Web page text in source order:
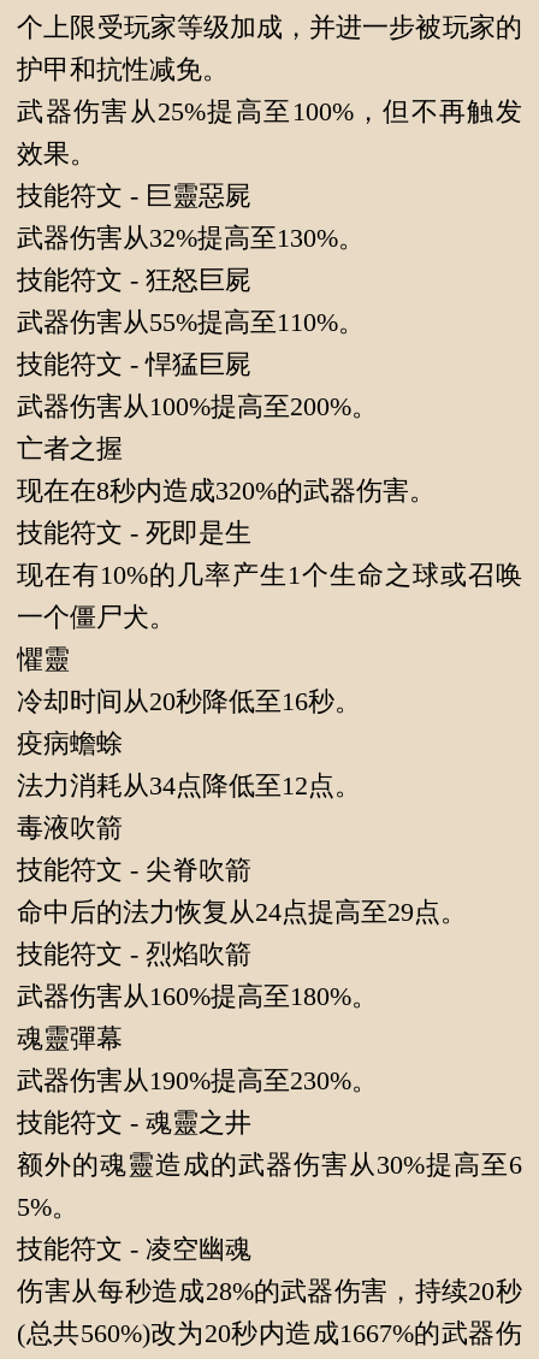
个上限受玩家等级加成，并进一步被玩家的
护甲和抗性减免。
武器伤害从25%提高至100%，但不再触发
效果。
技能符文 - 巨靈惡屍
武器伤害从32%提高至130%。
技能符文 - 狂怒巨屍
武器伤害从55%提高至110%。
技能符文 - 悍猛巨屍
武器伤害从100%提高至200%。
亡者之握
现在在8秒内造成320%的武器伤害。
技能符文 - 死即是生
现在有10%的几率产生1个生命之球或召唤
一个僵尸犬。
懼靈
冷却时间从20秒降低至16秒。
疫病蟾蜍
法力消耗从34点降低至12点。
毒液吹箭
技能符文 - 尖脊吹箭
命中后的法力恢复从24点提高至29点。
技能符文 - 烈焰吹箭
武器伤害从160%提高至180%。
魂靈彈幕
武器伤害从190%提高至230%。
技能符文 - 魂靈之井
额外的魂靈造成的武器伤害从30%提高至6
5%。
技能符文 - 凌空幽魂
伤害从每秒造成28%的武器伤害，持续20秒
(总共560%)改为20秒内造成1667%的武器伤